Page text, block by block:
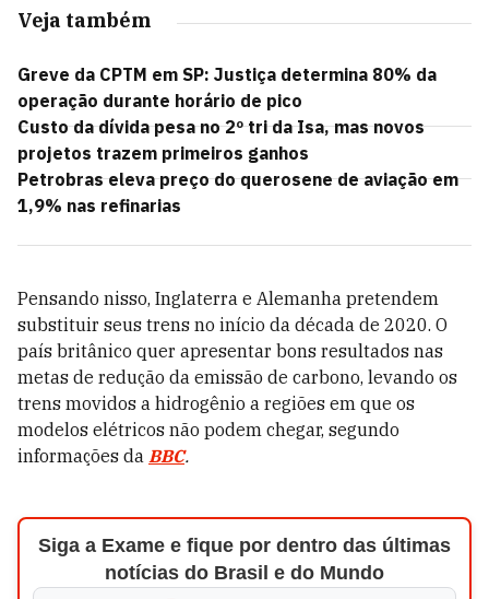
Veja também
Greve da CPTM em SP: Justiça determina 80% da
operação durante horário de pico
Custo da dívida pesa no 2º tri da Isa, mas novos
projetos trazem primeiros ganhos
Petrobras eleva preço do querosene de aviação em
1,9% nas refinarias
Pensando nisso, Inglaterra e Alemanha pretendem
substituir seus trens no início da década de 2020. O
país britânico quer apresentar bons resultados nas
metas de redução da emissão de carbono, levando os
trens movidos a hidrogênio a regiões em que os
modelos elétricos não podem chegar, segundo
informações da BBC.
Siga a Exame e fique por dentro das últimas
notícias do Brasil e do Mundo